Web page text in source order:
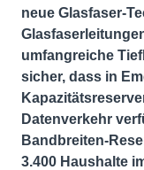
neue Glasfaser-
umfangreiche
sicher, dass in
Datenverkehr
Bandbreiten-
3.400 Haushalte